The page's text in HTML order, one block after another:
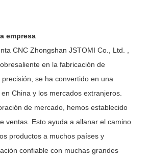
empresa
CNC Zhongshan JSTOMI Co., Ltd. ,
en la fabricación de
se ha convertido en una
China y los mercados extranjeros.
de mercado, hemos establecido
ventas. Esto ayuda a allanar el camino
productos a muchos países y
confiable con muchas grandes